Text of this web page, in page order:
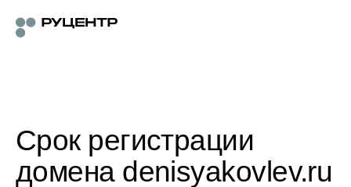
Срок регистрации
домена denisyakovlev.ru